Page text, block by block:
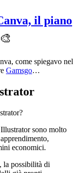
il piano
🎨
come spiegavo nel
Gamsgo…
sono molto
economici.
la possibilità di